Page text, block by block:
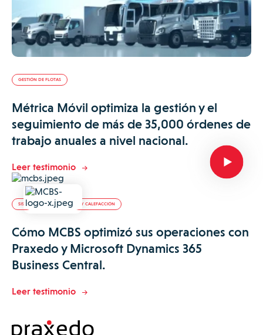
GESTIÓN DE FLOTAS
Métrica Móvil optimiza la gestión y el
seguimiento de más de 35,000 órdenes de
trabajo anuales a nivel nacional.
Leer testimonio
SISTEMAS DE CLIMATIZACIÓN Y CALEFACCIÓN
Cómo MCBS optimizó sus operaciones con
Praxedo y Microsoft Dynamics 365
Business Central.
Leer testimonio